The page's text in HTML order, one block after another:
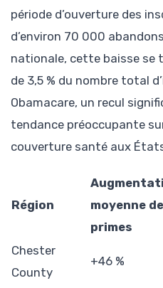
période d’ouverture des
d’environ 70 000
nationale, cette baisse se
de 3,5 % du nombre total
Obamacare, un recul
tendance préoccupante
couverture santé aux
Région
moyenne
primes
Chester
County
+46 %